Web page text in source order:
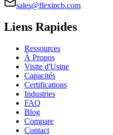
sales@flexipcb.com
Liens Rapides
Ressources
À Propos
Visite d'Usine
Capacités
Certifications
Industries
FAQ
Blog
Compare
Contact